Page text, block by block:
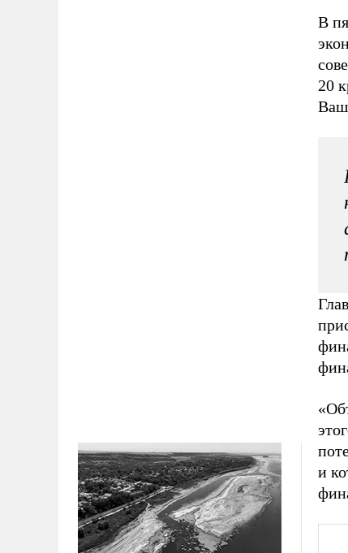
В
20
и